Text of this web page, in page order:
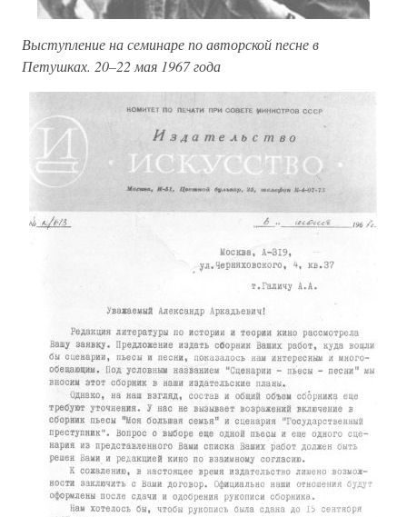
Выступление на семинаре по авторской песне в
Петушках. 20–22 мая 1967 года